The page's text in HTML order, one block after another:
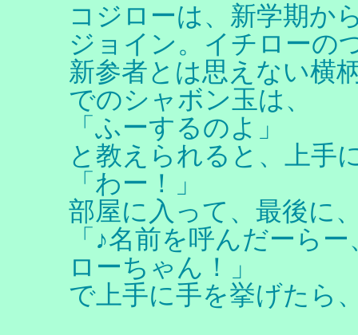
コジローは、新学期か
ジョイン。イチローの
新参者とは思えない横
でのシャボン玉は、
「ふーするのよ」
と教えられると、上手
「わー！」
部屋に入って、最後に
「♪名前を呼んだーら
ローちゃん！」
で上手に手を挙げたら